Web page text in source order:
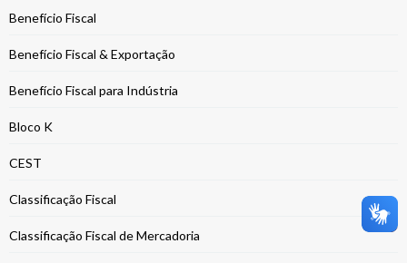
Benefício Fiscal
Benefício Fiscal & Exportação
Benefício Fiscal para Indústria
Bloco K
CEST
Classificação Fiscal
Classificação Fiscal de Mercadoria